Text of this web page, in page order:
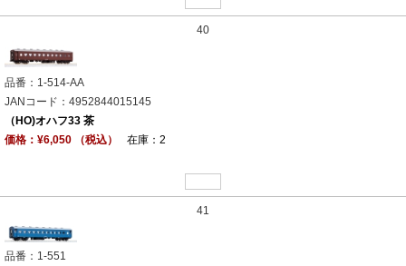
40
品番：1-514-AA
JANコード：4952844015145
（HO)オハフ33 茶
価格：¥6,050 （税込）
在庫：2
41
品番：1-551